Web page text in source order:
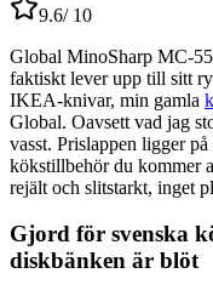
9.6/ 10
Global MinoSharp MC-
faktiskt lever upp till sitt
IKEA-knivar, min gamla
Global. Oavsett vad jag
vasst. Prislappen ligger
kökstillbehör du kommer
rejält och slitstarkt, inget
Gjord för svenska
diskbänken är blöt